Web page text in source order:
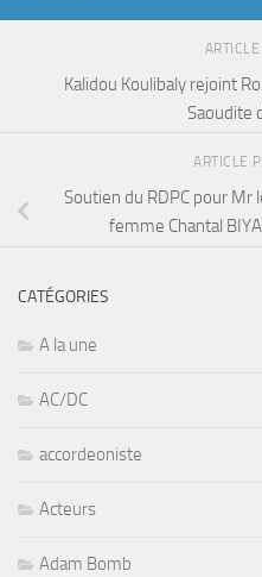
Kalidou Koulibaly rejoint
Saoudite
ARTICLE
Soutien du RDPC pour Mr
femme Chantal
CATÉGORIES
A la une
AC/DC
accordeoniste
Acteurs
Adam Bomb